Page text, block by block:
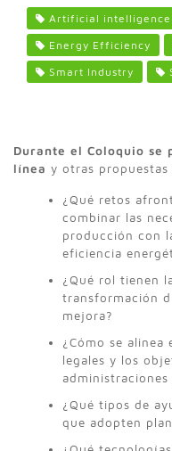
Artificial intelligence
Energy Efficiency
Smart Industry
Durante el Coloquio se
línea y otras propuestas
¿Qué retos
combinar las
producción con
eficiencia
¿Qué rol tienen
transformación
mejora?
¿Cómo se
legales y los
¿Qué tipos de
que adopten